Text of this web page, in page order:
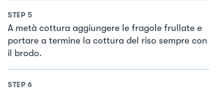
STEP 5
A metà cottura aggiungere le fragole frullate e
portare a termine la cottura del riso sempre con
il brodo.
STEP 6